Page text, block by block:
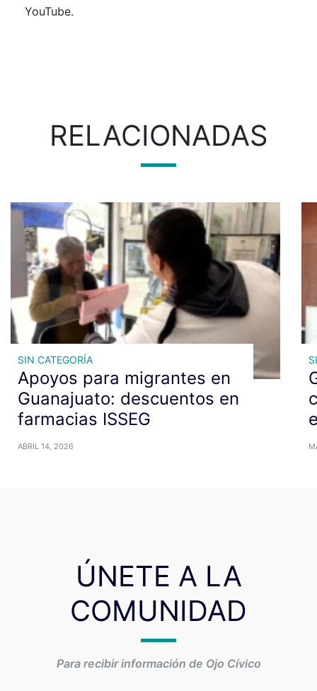
YouTube.
RELACIONADAS
SIN CATEGORÍA
Apoyos para migrantes en
Guanajuato: descuentos en
farmacias ISSEG
ABRIL 14, 2026
ÚNETE A LA
COMUNIDAD
Para recibir información de Ojo Cívico